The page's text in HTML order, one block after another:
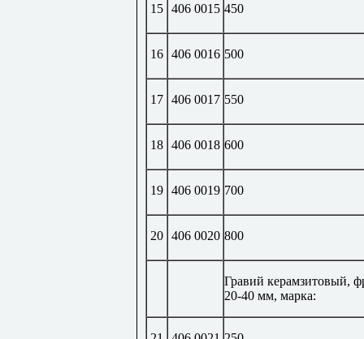
15 406 0015 450
16 406 0016 500
17 406 0017 550
18 406 0018 600
19 406 0019 700
20 406 0020 800
Гравий керамзитовый,
20-40 мм, марка: